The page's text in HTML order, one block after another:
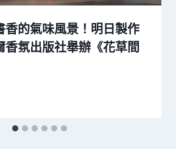
香的氣味風景！明日製作
香氛出版社舉辦《花草間